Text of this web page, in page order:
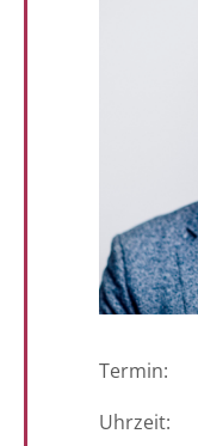
Termin:
Uhrzeit: